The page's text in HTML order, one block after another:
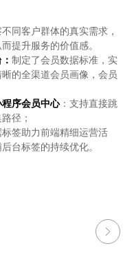
电商平台，通过店铺运营
通过商品码等方式收集线
号、视频号、互动小程序
接、转化池，构建“引流-
同客户群体的真实需求，
而提升服务的价值感。
制定了会员数据标准，实
的全渠道会员画像，会员
序会员中心：支持直接跳
径；
标签助力前端精细运营活
台标签的持续优化。
电商平台，通过店铺运营
通过商品码等方式收集线
号、视频号、互动小程序
接、转化池，构建“引流-
同客户群体的真实需求，
而提升服务的价值感。
制定了会员数据标准，实
的全渠道会员画像，会员
序会员中心：支持直接跳
径；
标签助力前端精细运营活
台标签的持续优化。